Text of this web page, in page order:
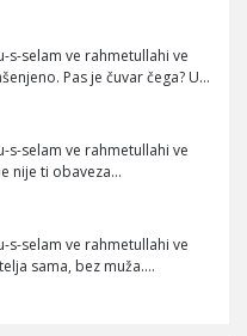
s-selam ve rahmetullahi ve
Pas je čuvar čega? U…
s-selam ve rahmetullahi ve
nije ti obaveza…
s-selam ve rahmetullahi ve
sama, bez muža.…